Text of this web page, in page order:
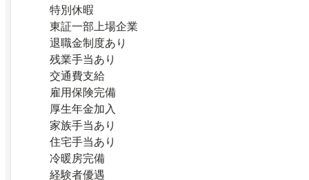
特別休暇
東証一部上場企業
退職金制度あり
残業手当あり
交通費支給
雇用保険完備
厚生年金加入
家族手当あり
住宅手当あり
冷暖房完備
経験者優遇